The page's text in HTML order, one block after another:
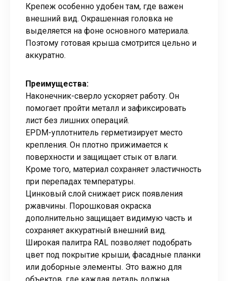
Крепеж особенно удобен там, где важен
внешний вид. Окрашенная головка не
выделяется на фоне основного материала.
Поэтому готовая крыша смотрится цельно и
аккуратно.
Преимущества:
Наконечник-сверло ускоряет работу. Он
помогает пройти металл и зафиксировать
лист без лишних операций.
EPDM-уплотнитель герметизирует место
крепления. Он плотно прижимается к
поверхности и защищает стык от влаги.
Кроме того, материал сохраняет эластичность
при перепадах температуры.
Цинковый слой снижает риск появления
ржавчины. Порошковая окраска
дополнительно защищает видимую часть и
сохраняет аккуратный внешний вид.
Широкая палитра RAL позволяет подобрать
цвет под покрытие крыши, фасадные планки
или доборные элементы. Это важно для